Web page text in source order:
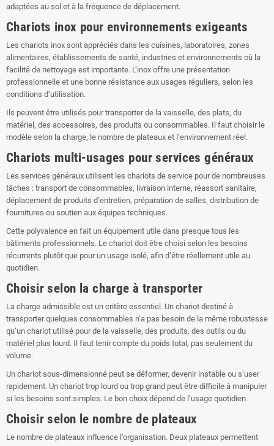
adaptées au sol et à la fréquence de déplacement.
Chariots inox pour environnements exigeants
Les chariots inox sont appréciés dans les cuisines, laboratoires, zones
alimentaires, établissements de santé, industries et environnements où la
facilité de nettoyage est importante. L’inox offre une présentation
professionnelle et une bonne résistance aux usages réguliers, selon les
conditions d’utilisation.
Ils peuvent être utilisés pour transporter de la vaisselle, des plats, du
matériel, des accessoires, des produits ou consommables. Il faut choisir le
modèle selon la charge, le nombre de plateaux et l’environnement réel.
Chariots multi-usages pour services généraux
Les services généraux utilisent les chariots de service pour de nombreuses
tâches : transport de consommables, livraison interne, réassort sanitaire,
déplacement de produits d’entretien, préparation de salles, distribution de
fournitures ou soutien aux équipes techniques.
Cette polyvalence en fait un équipement utile dans presque tous les
bâtiments professionnels. Le chariot doit être choisi selon les besoins
récurrents plutôt que pour un usage isolé, afin d’être réellement utile au
quotidien.
Choisir selon la charge à transporter
La charge admissible est un critère essentiel. Un chariot destiné à
transporter quelques consommables n’a pas besoin de la même robustesse
qu’un chariot utilisé pour de la vaisselle, des produits, des outils ou du
matériel plus lourd. Il faut tenir compte du poids total, pas seulement du
volume.
Un chariot sous-dimensionné peut se déformer, devenir instable ou s’user
rapidement. Un chariot trop lourd ou trop grand peut être difficile à manipuler
si les besoins sont simples. Le bon choix dépend de l’usage quotidien.
Choisir selon le nombre de plateaux
Le nombre de plateaux influence l’organisation. Deux plateaux permettent